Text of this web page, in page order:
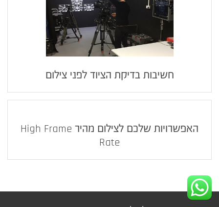
חשיבות בדיקת הציוד לפני צילום
האפשרויות שלכם לצילום מהיר High Frame
Rate